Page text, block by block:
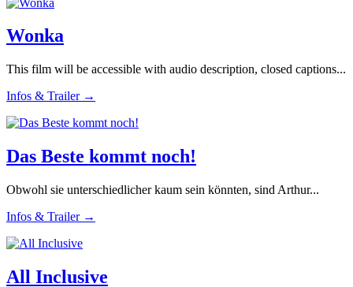
Wonka
This film will be accessible with audio description, closed captions...
Infos & Trailer →
Das Beste kommt noch!
Obwohl sie unterschiedlicher kaum sein könnten, sind Arthur...
Infos & Trailer →
All Inclusive